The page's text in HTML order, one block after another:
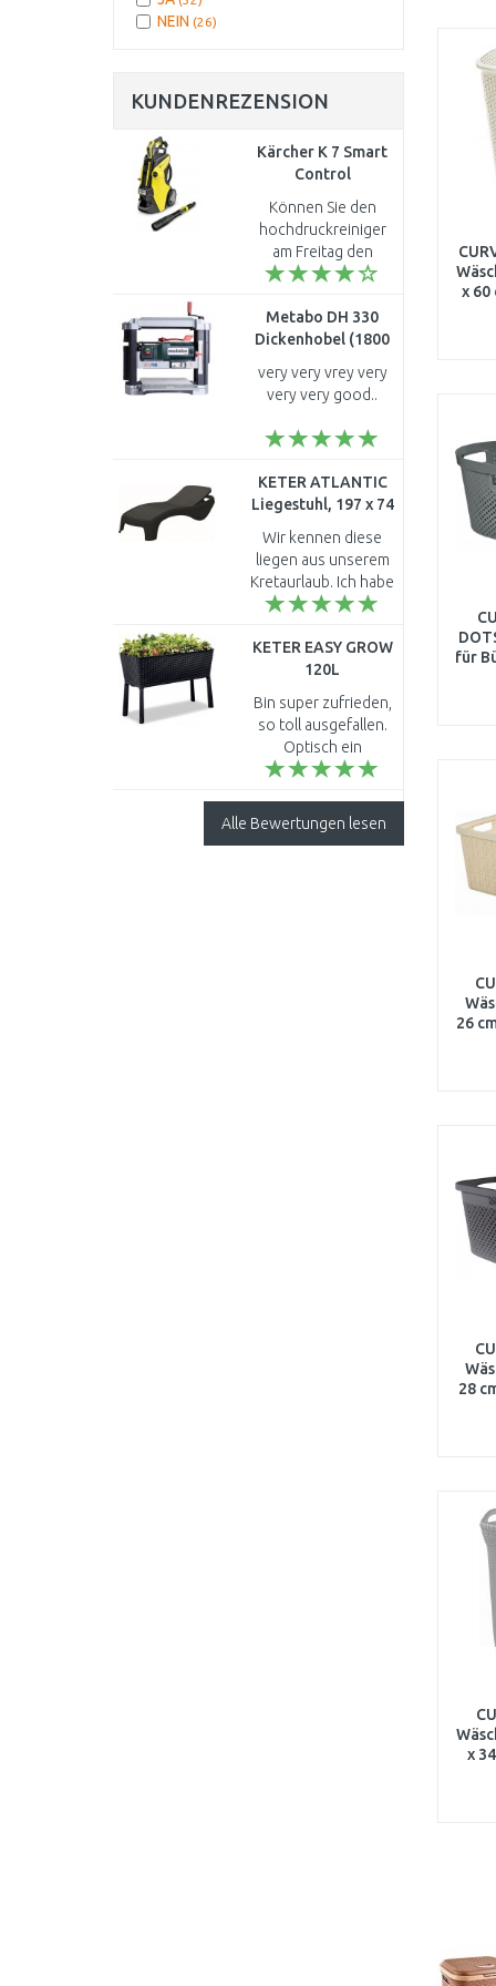
x 60
für
26
28
x
Puderrosa
NEIN (26)
KUNDENREZENSION
Kärcher K 7 Smart
Control
Hochdruckreiniger
(600 l/h/180 bar)
1.317-200.0
Können Sie den
hochdruckreiniger
am Freitag den
17.02.2023 anliefern..
Metabo DH 330
Dickenhobel (1800
very very vrey very
very very good..
KETER ATLANTIC
Liegestuhl, 197 x 74
x 36 cm, graphit
17199231
Wir kennen diese
liegen aus unserem
Kretaurlaub. Ich habe
so gut darauf
Strand direkt das
Typenschild
abfotografiert ha..
KETER EASY GROW
120L
Hochbeet/Pflanzkasten,
anthrazit 17194592
Bin super zufrieden,
so toll ausgefallen.
Optisch ein
Augenschmaus und
Jetzt kann ich meine
Erdorchideen
Alle Bewertungen lesen